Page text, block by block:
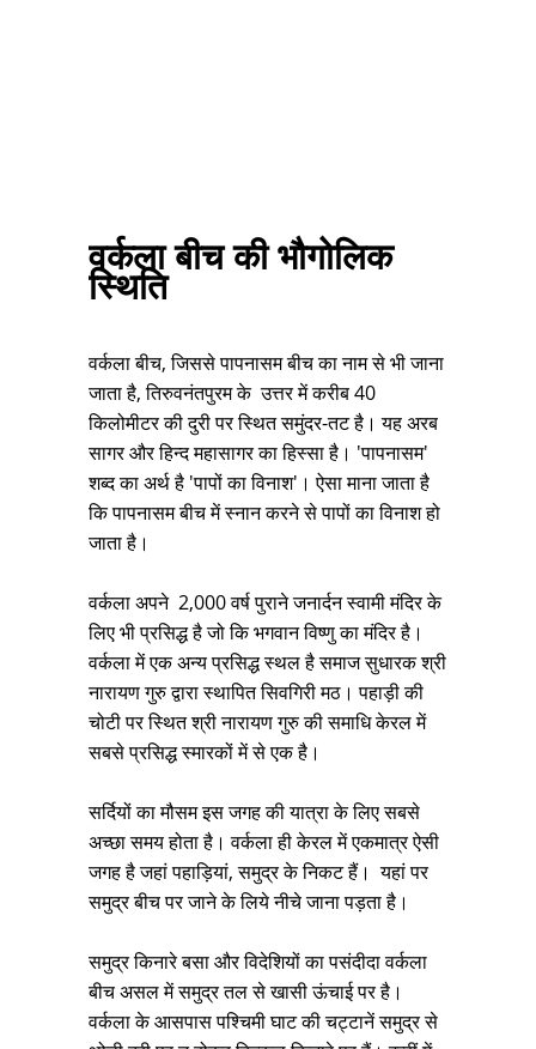
वर्कला बीच की भौगोलिक
स्थिति
वर्कला बीच, जिससे पापनासम बीच का नाम से भी जाना
जाता है, तिरुवनंतपुरम के उत्तर में करीब 40
किलोमीटर की दुरी पर स्थित समुंदर-तट है। यह अरब
सागर और हिन्द महासागर का हिस्सा है। 'पापनासम'
शब्द का अर्थ है 'पापों का विनाश'। ऐसा माना जाता है
कि पापनासम बीच में स्नान करने से पापों का विनाश हो
जाता है।
वर्कला अपने 2,000 वर्ष पुराने जनार्दन स्वामी मंदिर के
लिए भी प्रसिद्ध है जो कि भगवान विष्णु का मंदिर है।
वर्कला में एक अन्य प्रसिद्ध स्थल है समाज सुधारक श्री
नारायण गुरु द्वारा स्थापित सिवगिरी मठ। पहाड़ी की
चोटी पर स्थित श्री नारायण गुरु की समाधि केरल में
सबसे प्रसिद्ध स्मारकों में से एक है।
सर्दियों का मौसम इस जगह की यात्रा के लिए सबसे
अच्‍छा समय होता है। वर्कला ही केरल में एकमात्र ऐसी
जगह है जहां पहाड़ियां, समुद्र के निकट हैं। यहां पर
समुद्र बीच पर जाने के लिये नीचे जाना पड़ता है।
समुद्र किनारे बसा और विदेशियों का पसंदीदा वर्कला
बीच असल में समुद्र तल से खासी ऊंचाई पर है।
वर्कला के आसपास पश्चिमी घाट की चट्टानें समुद्र से